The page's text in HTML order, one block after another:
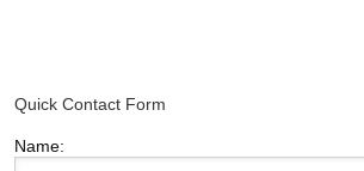
Quick Contact Form
Name: